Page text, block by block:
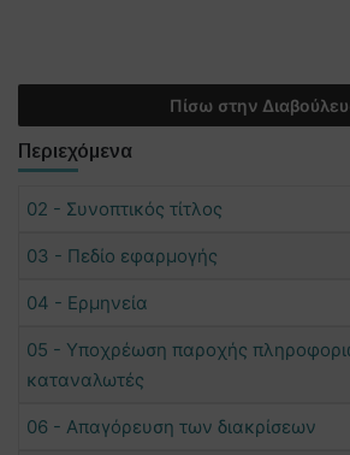
Πίσω στην
Περιεχόμενα
02 - Συνοπτικός τίτλος
03 - Πεδίο εφαρμογής
04 - Ερμηνεία
05 - Υποχρέωση παροχής
καταναλωτές
06 - Απαγόρευση των διακρίσεων